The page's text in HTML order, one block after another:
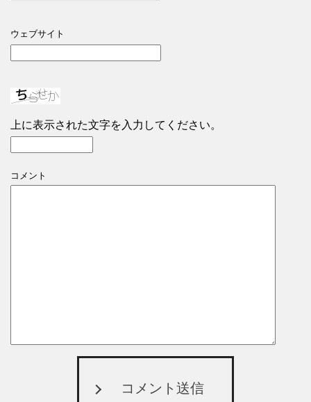
ウェブサイト
上に表示された文字を入力してください。
コメント
コメント送信